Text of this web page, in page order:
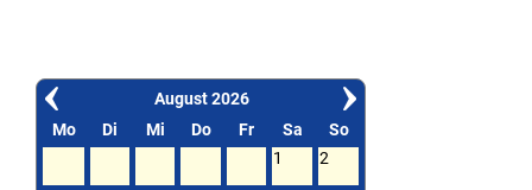
August 2026
Mo
Di Mi Do Fr Sa
So
1
2